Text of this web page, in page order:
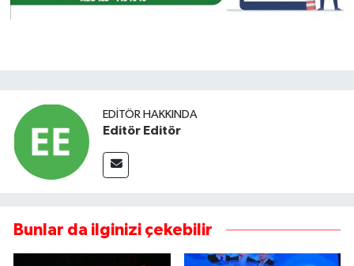
EDITÖR HAKKINDA
Editör Editör
Bunlar da ilginizi çekebilir